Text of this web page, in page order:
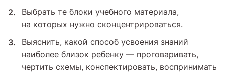
Выбрать те блоки учебного материала,
на которых нужно сконцентрироваться.
Выяснить, какой способ усвоения знаний
наиболее близок ребенку — проговаривать,
чертить схемы, конспектировать, воспринимать